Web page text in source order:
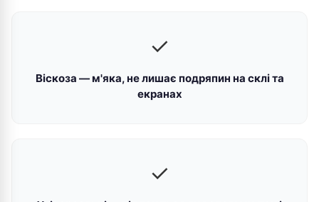
✓
Віскоза — м'яка, не лишає подряпин на склі та
екранах
✓